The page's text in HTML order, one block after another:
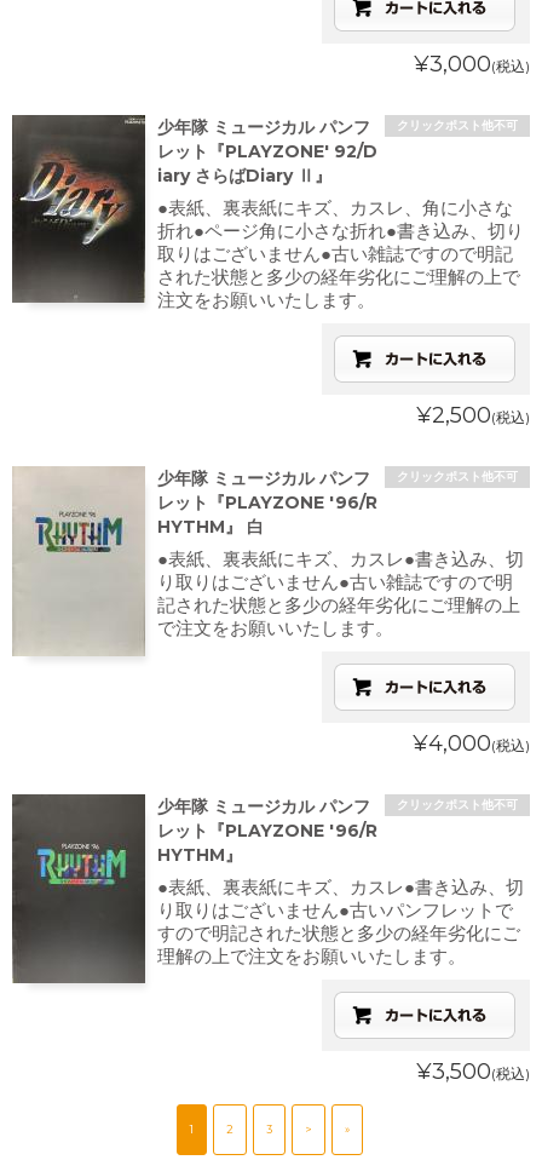
¥3,000(税込)
クリックポスト他不可
少年隊 ミュージカル パンフ
レット『PLAYZONE' 92/D
iary さらばDiary Ⅱ』
●表紙、裏表紙にキズ、カスレ、角に小さな
折れ●ページ角に小さな折れ●書き込み、切り
取りはございません●古い雑誌ですので明記
された状態と多少の経年劣化にご理解の上で
注文をお願いいたします。
¥2,500(税込)
クリックポスト他不可
少年隊 ミュージカル パンフ
レット『PLAYZONE '96/R
HYTHM』 白
●表紙、裏表紙にキズ、カスレ●書き込み、切
り取りはございません●古い雑誌ですので明
記された状態と多少の経年劣化にご理解の上
で注文をお願いいたします。
¥4,000(税込)
クリックポスト他不可
少年隊 ミュージカル パンフ
レット『PLAYZONE '96/R
HYTHM』
●表紙、裏表紙にキズ、カスレ●書き込み、切
り取りはございません●古いパンフレットで
すので明記された状態と多少の経年劣化にご
理解の上で注文をお願いいたします。
¥3,500(税込)
1 2 3 > »